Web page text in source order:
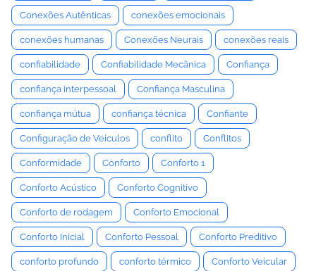
Conexões Autênticas conexões emocionais
conexões humanas Conexões Neurais conexões reais
confiabilidade Confiabilidade Mecânica Confiança
confiança interpessoal Confiança Masculina
confiança mútua confiança técnica Confiante
Configuração de Veículos conflito Conflitos
Conformidade Conforto Conforto 1
Conforto Acústico Conforto Cognitivo
Conforto de rodagem Conforto Emocional
Conforto Inicial Conforto Pessoal Conforto Preditivo
conforto profundo conforto térmico Conforto Veicular